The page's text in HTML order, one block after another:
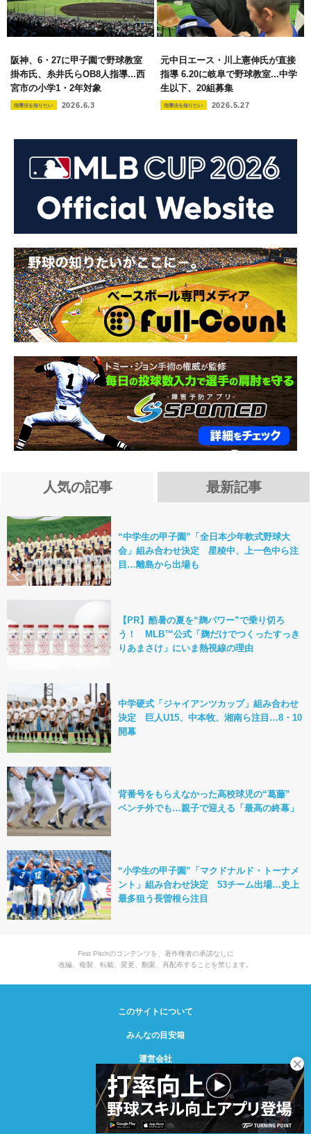
阪神、6・27に甲子園で野球教室
掛布氏、糸井氏らOB8人指導...西
宮市の小学1・2年対象
指導法を知りたい 2026.6.3
元中日エース・川上憲伸氏が直接
指導 6.20に岐阜で野球教室...中学
生以下、20組募集
指導法を知りたい 2026.5.27
人気の記事 最新記事
“中学生の甲子園”「全日本少年軟式野球大
会」組み合わせ決定 星稜中、上一色中ら注
目…離島から出場も
【PR】酷暑の夏を“麹パワー”で乗り切ろ
う！ MLB™公式「麹だけでつくったすっき
りあまさけ」にいま熱視線の理由
中学硬式「ジャイアンツカップ」組み合わせ
決定 巨人U15、中本牧、湘南ら注目…8・10
開幕
背番号をもらえなかった高校球児の“葛藤”
ベンチ外でも…親子で迎える「最高の終幕」
“小学生の甲子園”「マクドナルド・トーナメ
ント」組み合わせ決定 53チーム出場…史上
最多狙う長曽根ら注目
First Pitchのコンテンツを、著作権者の承諾なしに
改編、複製、転載、変更、翻案、再配布することを禁じます。
© Creative2 2021-
このサイトについて
みんなの目安箱
運営会社